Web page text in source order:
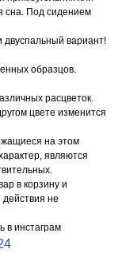
сна. Под сидением
вариант!
образцов.
расцветок.
цвете изменится
на этом
являются
в корзину и
не
в инстаграм